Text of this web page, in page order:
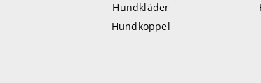
Hundkläder
Hundkoppel